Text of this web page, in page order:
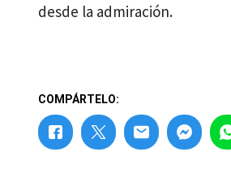
desde la admiración.
COMPÁRTELO: